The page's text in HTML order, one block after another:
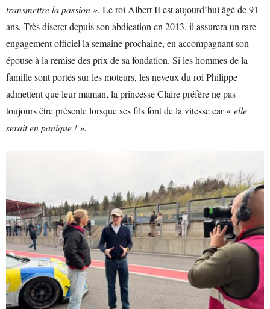
transmettre la passion ». Le roi Albert II est aujourd’hui âgé de 91
ans. Très discret depuis son abdication en 2013, il assurera un rare
engagement officiel la semaine prochaine, en accompagnant son
épouse à la remise des prix de sa fondation. Si les hommes de la
famille sont portés sur les moteurs, les neveux du roi Philippe
admettent que leur maman, la princesse Claire préfère ne pas
toujours être présente lorsque ses fils font de la vitesse car« elle
serait en panique ! ».